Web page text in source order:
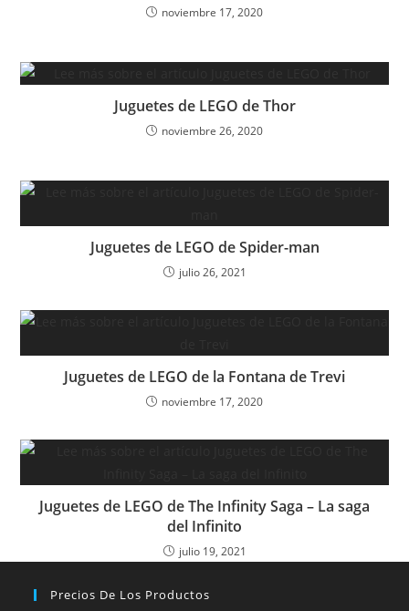
noviembre 17, 2020
Juguetes de LEGO de Thor
noviembre 26, 2020
Juguetes de LEGO de Spider-man
julio 26, 2021
Juguetes de LEGO de la Fontana de Trevi
noviembre 17, 2020
Juguetes de LEGO de The Infinity Saga – La saga
del Infinito
julio 19, 2021
Precios De Los Productos